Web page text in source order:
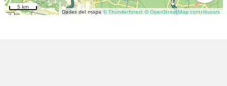
Dades del mapa© Thunderforest © OpenStreetMap contributors
5 km